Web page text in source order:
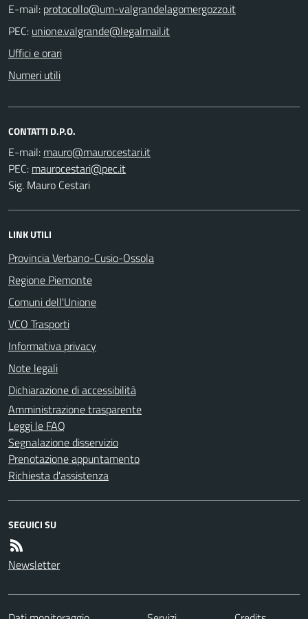
E-mail:
PEC:
Uffici e orari
Numeri utili
CONTATTI D.P.O.
E-mail:
PEC:
Sig. Mauro Cestari
LINK UTILI
Provincia Verbano-Cusio-Ossola
Regione Piemonte
Comuni dell'Unione
VCO Trasporti
Informativa privacy
Note legali
Dichiarazione di accessibilità
Amministrazione trasparente
Leggi le FAQ
Segnalazione disservizio
Prenotazione appuntamento
Richiesta d'assistenza
SEGUICI SU
Newsletter